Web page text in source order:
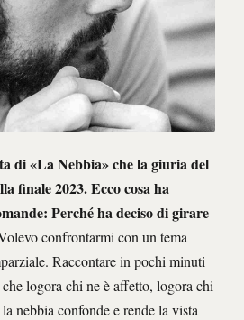
di «La Nebbia» che la giuria del
finale 2023. Ecco cosa ha
Perché ha deciso di girare
confrontarmi con un tema
Raccontare in pochi minuti
logora chi ne è affetto, logora chi
nebbia confonde e rende la vista